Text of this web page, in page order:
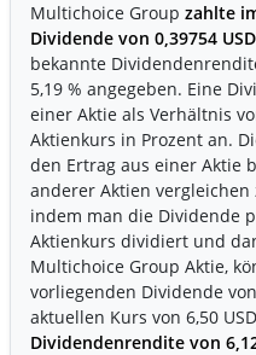
Multichoice Group zahlte
Dividende von 0,39754
bekannte
5,19 % angegeben. Eine
einer Aktie als Verhältnis
Aktienkurs in Prozent an.
den Ertrag aus einer Aktie
anderer Aktien
indem man die Dividende
Aktienkurs dividiert und
Multichoice Group Aktie,
vorliegenden Dividende
aktuellen Kurs von 6,50
Dividendenrendite von